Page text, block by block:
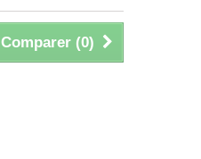
Comparer (0)